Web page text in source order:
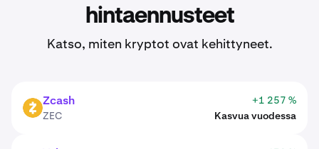
hintaennusteet
Katso, miten kryptot ovat kehittyneet.
ZEC Zcash
ZEC Kasvua vuodessa
+1 257 %